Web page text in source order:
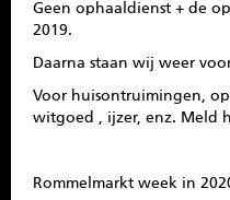
Geen ophaaldienst + de
2019.
Daarna staan wij weer
Voor huisontruimingen,
witgoed , ijzer, enz. Meld
Rommelmarkt week in